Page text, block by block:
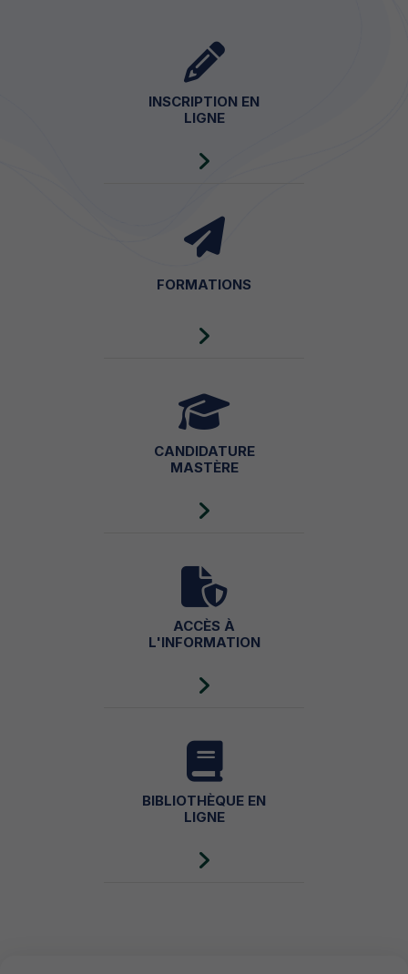
INSCRIPTION EN
LIGNE
FORMATIONS
CANDIDATURE
MASTÈRE
ACCÈS À
L'INFORMATION
BIBLIOTHÈQUE EN
LIGNE